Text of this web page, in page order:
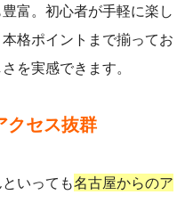
富。初心者が手軽に楽し
格ポイントまで揃ってお
を実感できます。
クセス抜群
いっても名古屋からのア